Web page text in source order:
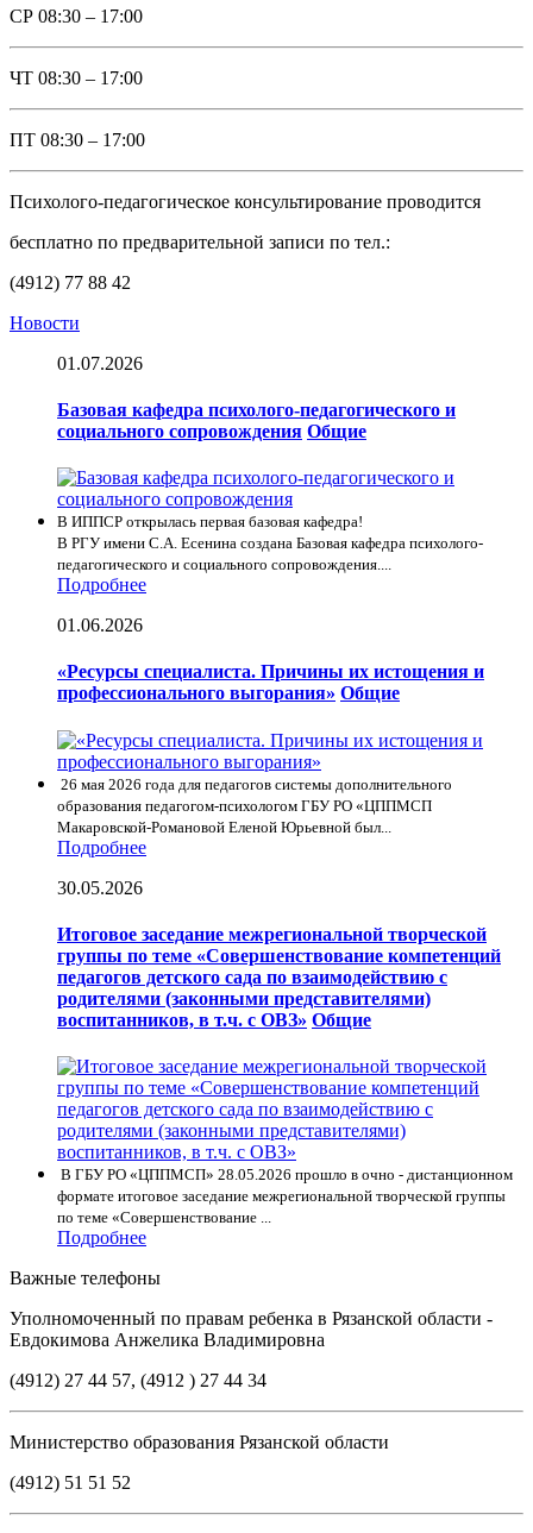
СР 08:30 – 17:00
ЧТ 08:30 – 17:00
ПТ 08:30 – 17:00
Психолого-педагогическое консультирование проводится
бесплатно по предварительной записи по тел.:
(4912) 77 88 42
Новости
01.07.2026
Базовая кафедра психолого-педагогического и
социального сопровождения Общие
В ИППСР открылась первая базовая кафедра!
В РГУ имени С.А. Есенина создана Базовая кафедра психолого-
педагогического и социального сопровождения....
Подробнее
01.06.2026
«Ресурсы специалиста. Причины их истощения и
профессионального выгорания» Общие
26 мая 2026 года для педагогов системы дополнительного
образования педагогом-психологом ГБУ РО «ЦППМСП
Макаровской-Романовой Еленой Юрьевной был...
Подробнее
30.05.2026
Итоговое заседание межрегиональной творческой
группы по теме «Совершенствование компетенций
педагогов детского сада по взаимодействию с
родителями (законными представителями)
воспитанников, в т.ч. с ОВЗ» Общие
В ГБУ РО «ЦППМСП» 28.05.2026 прошло в очно - дистанционном
формате итоговое заседание межрегиональной творческой группы
по теме «Совершенствование ...
Подробнее
Важные телефоны
Уполномоченный по правам ребенка в Рязанской области -
Евдокимова Анжелика Владимировна
(4912) 27 44 57, (4912 ) 27 44 34
Министерство образования Рязанской области
(4912) 51 51 52